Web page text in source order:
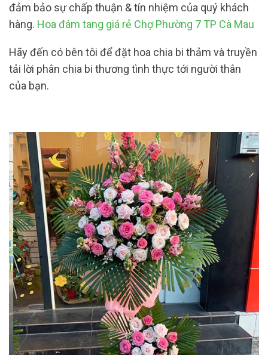
đảm bảo sự chấp thuận & tín nhiệm của quý khách
hàng. Hoa đám tang giá rẻ Chợ Phường 7 TP Cà Mau
Hãy đến có bên tôi để đặt hoa chia bi thảm và truyền
tải lời phân chia bi thương tình thực tới người thân
của bạn.